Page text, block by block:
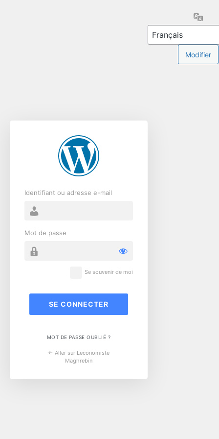
Identifiant ou adresse e-mail
Mot de passe
Se souvenir de moi
MOT DE PASSE OUBLIÉ ?
← Aller sur Leconomiste
Maghrebin